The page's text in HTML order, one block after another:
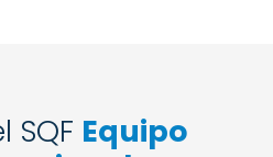
SQF Equipo